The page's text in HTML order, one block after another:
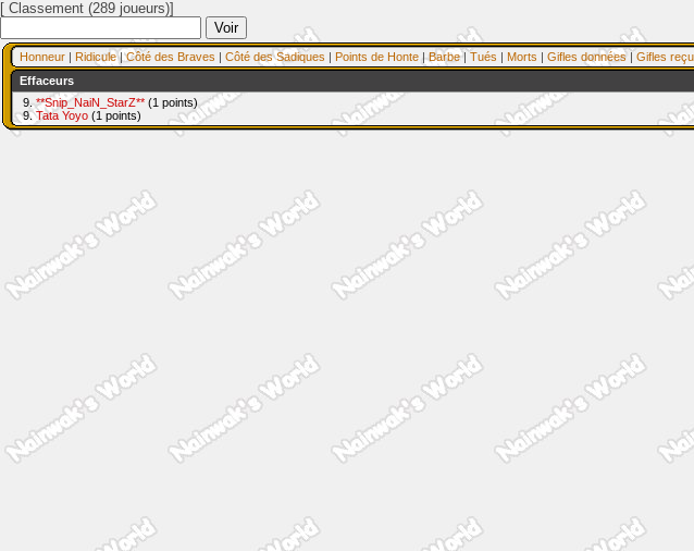
[ Classement (289 joueurs)]
Honneur | Ridicule|Côté des Braves | Côté des Sadiques | Points de Honte |Barbe| Tués | Morts | Gifles données | Gifles
Effaceurs
9. **Snip_NaiN_StarZ** (1 points)
9.Tata Yoyo (1 points)